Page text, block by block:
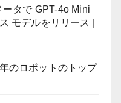
タで GPT-4o Mini
モデルをリリース |
のロボットのトップ